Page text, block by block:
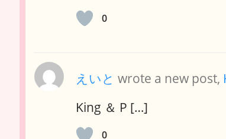
0
えいと wrote a new post,
King ＆ P […]
0